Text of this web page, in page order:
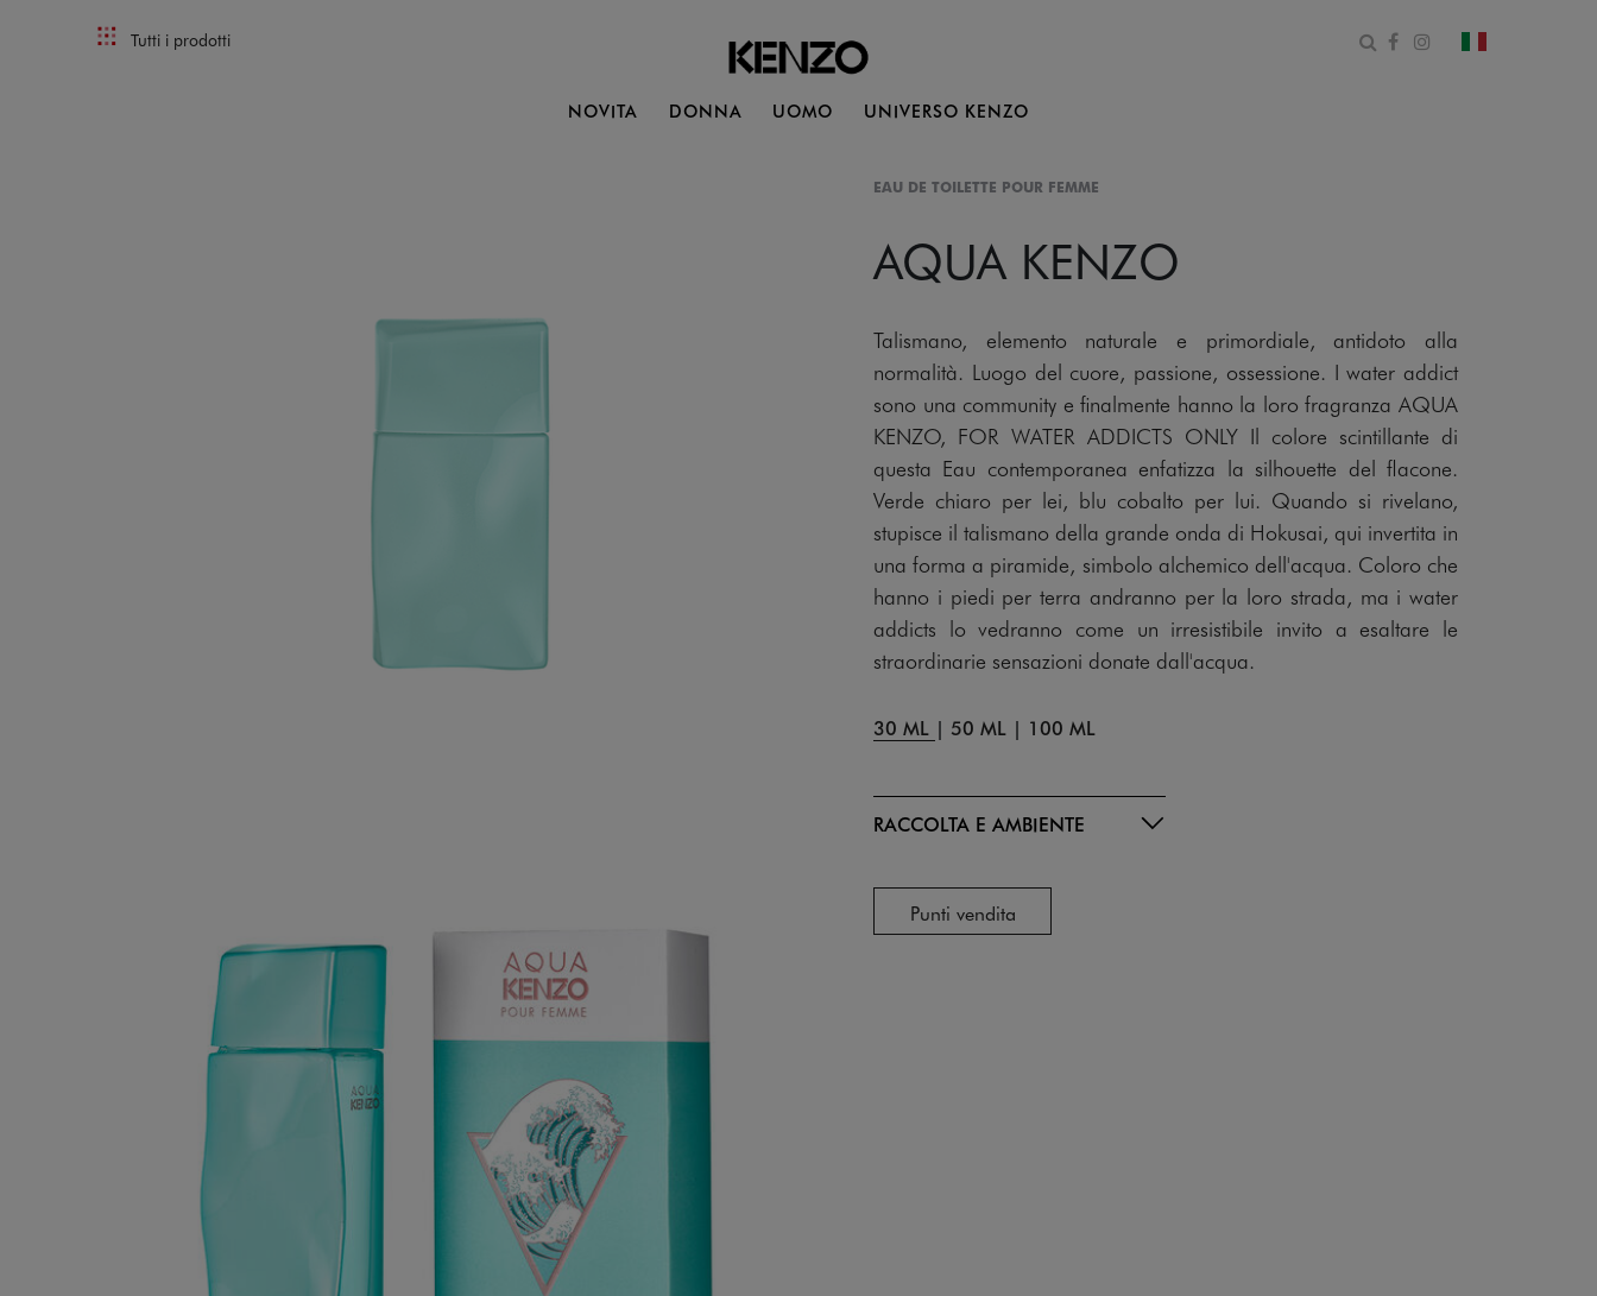
Tutti i prodotti Apri il modulo di ricerca
Facebook
Instagram
cambia
NOVITA DONNA UOMO UNIVERSO KENZO
EAU DE TOILETTE POUR FEMME
AQUA KENZO
Talismano, elemento naturale e primordiale, antidoto alla
normalità. Luogo del cuore, passione, ossessione. I water addict
sono una community e finalmente hanno la loro fragranza AQUA
KENZO, FOR WATER ADDICTS ONLY Il colore scintillante di
questa Eau contemporanea enfatizza la silhouette del flacone.
Verde chiaro per lei, blu cobalto per lui. Quando si rivelano,
stupisce il talismano della grande onda di Hokusai, qui invertita in
una forma a piramide, simbolo alchemico dell'acqua. Coloro che
hanno i piedi per terra andranno per la loro strada, ma i water
addicts lo vedranno come un irresistibile invito a esaltare le
straordinarie sensazioni donate dall'acqua.
30 ML | 50 ML | 100 ML
RACCOLTA E AMBIENTE
Punti vendita